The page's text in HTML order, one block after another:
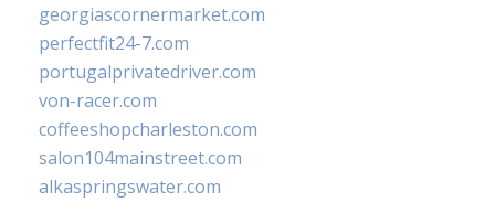
georgiascornermarket.com
perfectfit24-7.com
portugalprivatedriver.com
von-racer.com
coffeeshopcharleston.com
salon104mainstreet.com
alkaspringswater.com